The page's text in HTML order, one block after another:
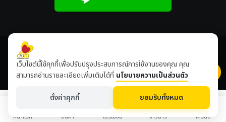
เข้าชมเดือนนี้ 8,511,031 ปีนี้ 8,647,674
เว็บไซต์นี้ใช้คุกกี้เพื่อปรับปรุงประสบการณ์การใช้งานของคุณ คุณ
สามารถอ่านรายละเอียดเพิ่มเติมได้ที่ นโยบายความเป็นส่วนตัว
ตั้งค่าคุกกี้ ยอมรับทั้งหมด
หน้าแรก สินค้า โปรโมชั่น ข่าวสาร เครดิต